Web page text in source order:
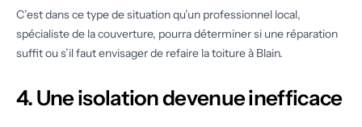
C’est dans ce type de situation qu’un professionnel local,
spécialiste de la couverture, pourra déterminer si une réparation
suffit ou s’il faut envisager de refaire la toiture à Blain.
4. Une isolation devenue inefficace